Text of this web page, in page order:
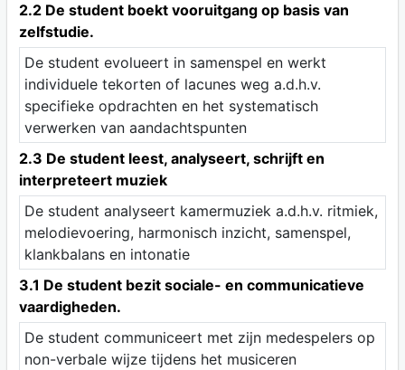
2.2 De student boekt vooruitgang op basis van
zelfstudie.
De student evolueert in samenspel en werkt
individuele tekorten of lacunes weg a.d.h.v.
specifieke opdrachten en het systematisch
verwerken van aandachtspunten
2.3 De student leest, analyseert, schrijft en
interpreteert muziek
De student analyseert kamermuziek a.d.h.v. ritmiek,
melodievoering, harmonisch inzicht, samenspel,
klankbalans en intonatie
3.1 De student bezit sociale- en communicatieve
vaardigheden.
De student communiceert met zijn medespelers op
non-verbale wijze tijdens het musiceren